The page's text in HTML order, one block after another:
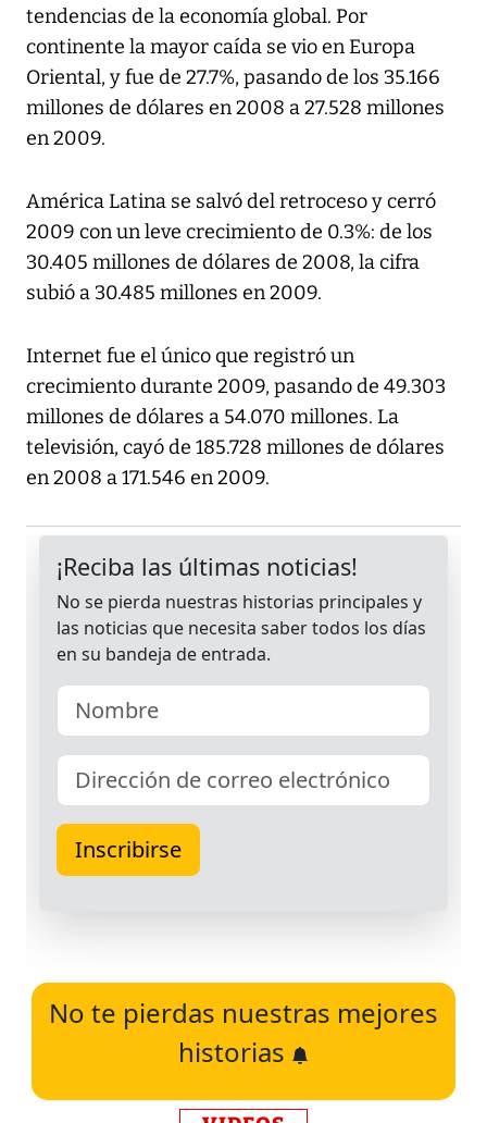
tendencias de la economía global. Por
continente la mayor caída se vio en Europa
Oriental, y fue de 27.7%, pasando de los 35.166
millones de dólares en 2008 a 27.528 millones
en 2009.
América Latina se salvó del retroceso y cerró
2009 con un leve crecimiento de 0.3%: de los
30.405 millones de dólares de 2008, la cifra
subió a 30.485 millones en 2009.
Internet fue el único que registró un
crecimiento durante 2009, pasando de 49.303
millones de dólares a 54.070 millones. La
televisión, cayó de 185.728 millones de dólares
en 2008 a 171.546 en 2009.
No te pierdas nuestras mejores
historias